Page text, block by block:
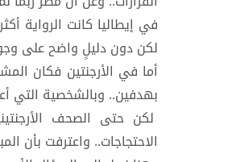
في إيطاليا كانت الرواية
لكن دون دليلٍ واضح على
أما في الأرجنتين فكان
بهدفين.. وبالشخصية التي
لكن حتى الصحف
الاحتجاجات.. واعترفت بأن